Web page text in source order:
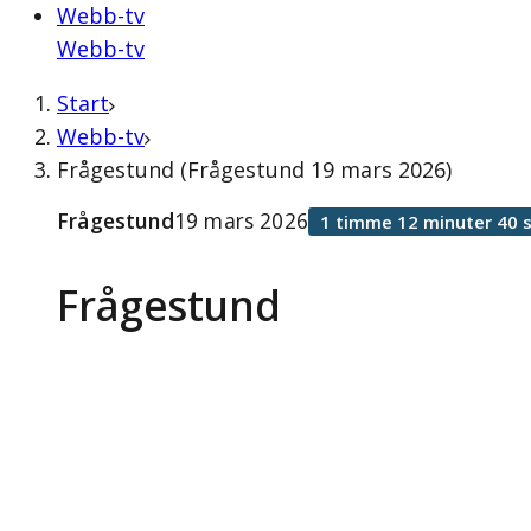
Webb-tv
Webb-tv
Start
Webb-tv
Frågestund (Frågestund 19 mars 2026)
Frågestund
Frågestund19 mars 2026 1 timme 12 minuter 40